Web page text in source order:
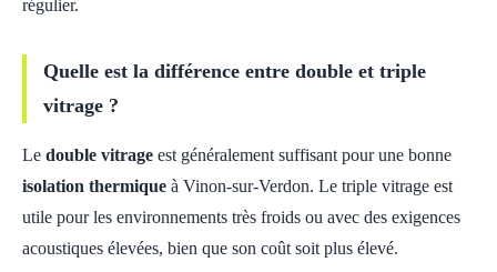
régulier.
Quelle est la différence entre double et triple
vitrage ?
Le double vitrage est généralement suffisant pour une bonne
isolation thermique à Vinon-sur-Verdon. Le triple vitrage est
utile pour les environnements très froids ou avec des exigences
acoustiques élevées, bien que son coût soit plus élevé.